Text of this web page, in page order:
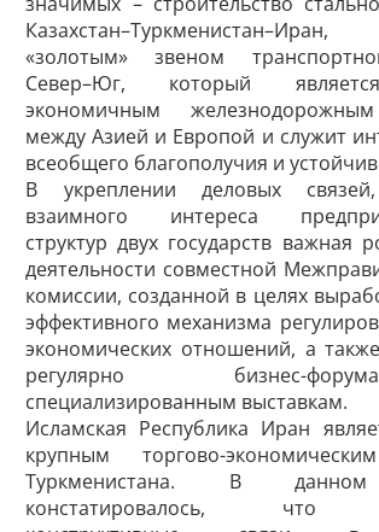
«золотым» звеном
Север–Юг, который
экономичным
между Азией и Европой и служит
всеобщего благополучия и
В укреплении деловых
взаимного интереса
структур двух государств важная
деятельности совместной
комиссии, созданной в целях
эффективного механизма
экономических отношений, а
регулярно бизнес-
специализированным выставкам.
Исламская Респуб­лика Иран
крупным торгово-
Туркменистана. В данном
констатировалось, что